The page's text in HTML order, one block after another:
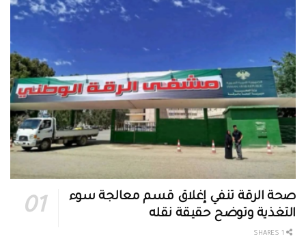
صحة الرقة تنفي إغلاق قسم معالجة سوء
التغذية وتوضح حقيقة نقله